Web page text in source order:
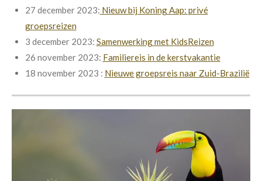
27 december 2023: Nieuw bij Koning Aap: privé
groepsreizen
3 december 2023: Samenwerking met KidsReizen
26 november 2023: Familiereis in de kerstvakantie
18 november 2023 : Nieuwe groepsreis naar Zuid-Brazilië